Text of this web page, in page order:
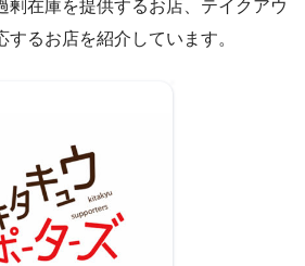
剰在庫を提供するお店、テイクアウ
するお店を紹介しています。